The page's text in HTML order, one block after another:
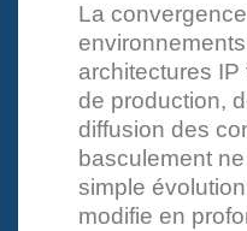
La
architectures
de production,
diffusion des
basculement
simple
modifie en